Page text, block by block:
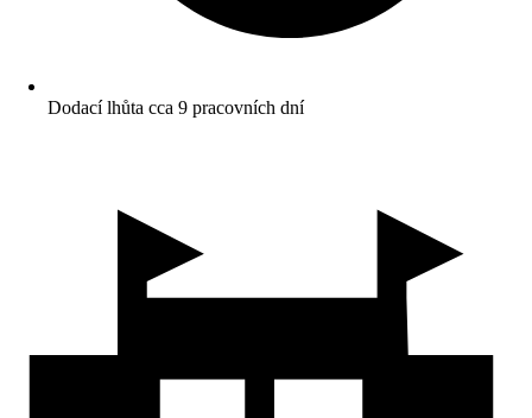
Dodací lhůta cca 9 pracovních dní